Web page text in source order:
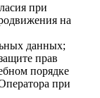
при
на
данных;
прав
порядке
при